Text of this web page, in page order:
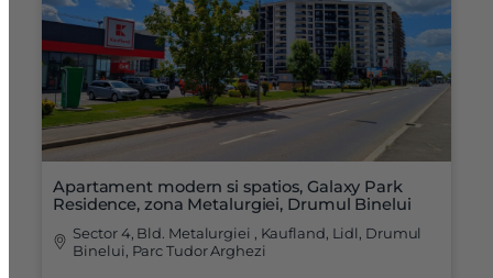
Apartament modern si spatios, Galaxy Park
Residence, zona Metalurgiei, Drumul Binelui
Sector 4, Bld. Metalurgiei , Kaufland, Lidl, Drumul
Binelui, Parc Tudor Arghezi